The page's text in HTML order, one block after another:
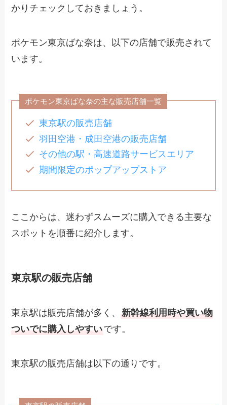
かりチェックしておきましょう。
ポケモン東京ばな奈は、以下の店舗で販売されて
います。
ポケモン東京ばな奈の主な販売店舗一覧
東京駅の販売店舗
羽田空港・成田空港の販売店舗
その他の駅・高速道路サービスエリア
期間限定のポップアップストア
ここからは、迷わずスムーズに購入できる主要な
スポットを順番に紹介します。
東京駅の販売店舗
東京駅は販売店舗が多く、 新幹線利用時や買い物
ついでに購入しやすいです。
東京駅の販売店舗は以下の通りです。